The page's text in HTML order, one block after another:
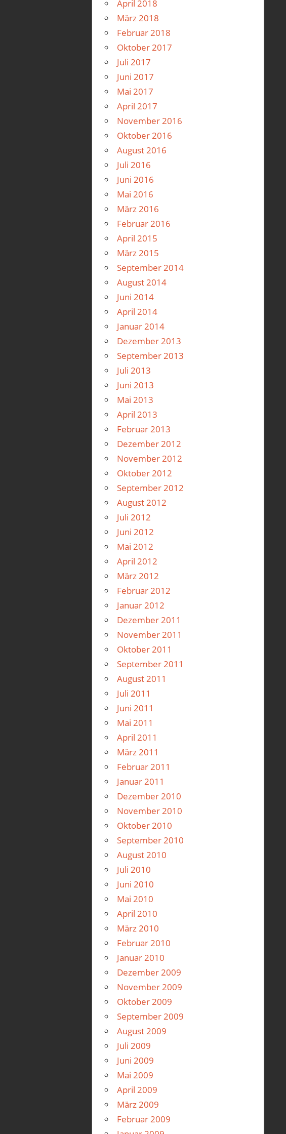
April 2018
März 2018
Februar 2018
Oktober 2017
Juli 2017
Juni 2017
Mai 2017
April 2017
November 2016
Oktober 2016
August 2016
Juli 2016
Juni 2016
Mai 2016
März 2016
Februar 2016
April 2015
März 2015
September 2014
August 2014
Juni 2014
April 2014
Januar 2014
Dezember 2013
September 2013
Juli 2013
Juni 2013
Mai 2013
April 2013
Februar 2013
Dezember 2012
November 2012
Oktober 2012
September 2012
August 2012
Juli 2012
Juni 2012
Mai 2012
April 2012
März 2012
Februar 2012
Januar 2012
Dezember 2011
November 2011
Oktober 2011
September 2011
August 2011
Juli 2011
Juni 2011
Mai 2011
April 2011
März 2011
Februar 2011
Januar 2011
Dezember 2010
November 2010
Oktober 2010
September 2010
August 2010
Juli 2010
Juni 2010
Mai 2010
April 2010
März 2010
Februar 2010
Januar 2010
Dezember 2009
November 2009
Oktober 2009
September 2009
August 2009
Juli 2009
Juni 2009
Mai 2009
April 2009
März 2009
Februar 2009